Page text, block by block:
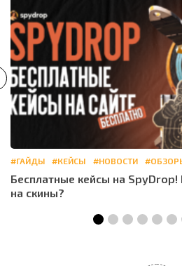
#ГАЙДЫ #КЕЙСЫ #НОВОСТИ
Бесплатные кейсы на SpyDrop!
на скины?